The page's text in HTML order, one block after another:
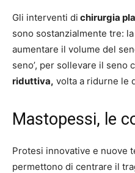
Gli interventi di chirurgia
sono sostanzialmente tre: la
aumentare il volume del
seno’, per sollevare il seno
riduttiva, volta a ridurne le
Mastopessi, le
Protesi innovative e nuove
permettono di centrare il